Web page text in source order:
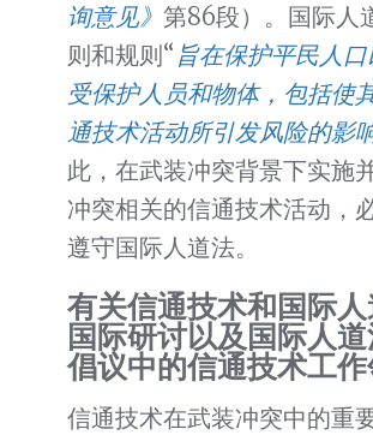
询意见》 第86段）。国际人
则和规则“ 旨在保护平民人
受保护人员和物体，包括使
通技术活动所引发风险的影
此，在武装冲突背景下实施
冲突相关的信通技术活动，
遵守国际人道法。
有关信通技术和国际
国际研讨以及国际人
倡议中的信通技术工
信通技术在武装冲突中的重